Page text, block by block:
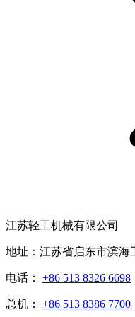
江苏轻工机械有限公司
地址：江苏省启东市滨海
电话： +86 513 8326 6698
总机： +86 513 8386 7700